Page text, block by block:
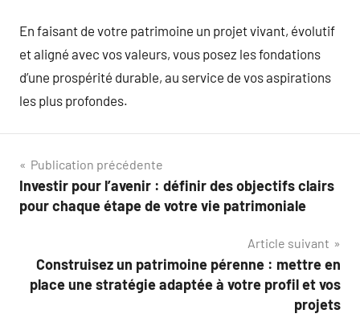
En faisant de votre patrimoine un projet vivant, évolutif
et aligné avec vos valeurs, vous posez les fondations
d’une prospérité durable, au service de vos aspirations
les plus profondes.
Navigation
de
Publication précédente
Investir pour l’avenir : définir des objectifs clairs
pour chaque étape de votre vie patrimoniale
Article suivant
Construisez un patrimoine pérenne : mettre en
place une stratégie adaptée à votre profil et vos
projets